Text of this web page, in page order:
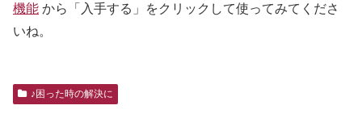
機能 から「入手する」をクリックして使ってみてくださ
いね。
♪困った時の解決に